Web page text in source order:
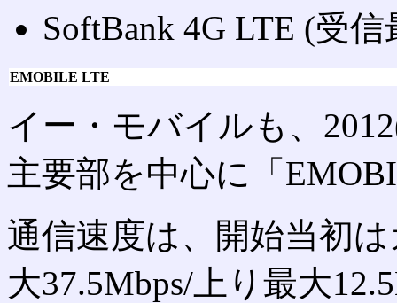
SoftBank 4G LTE (受
EMOBILE LTE
イー・モバイルも、
主要部を中心に「
通信速度は、開始当初
大37.5Mbps/上り最大